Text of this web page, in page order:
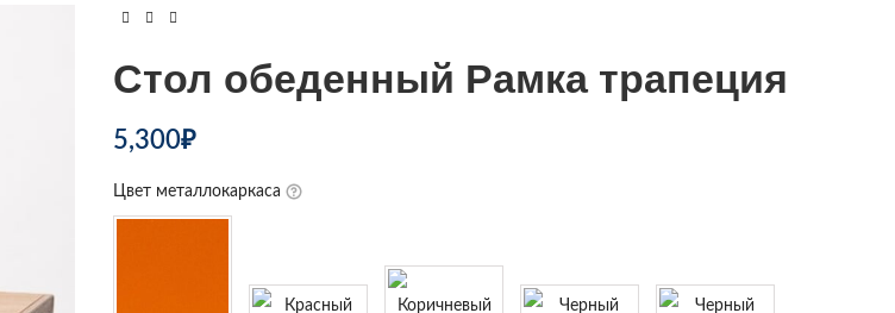
Стол обеденный Рамка трапеция
5,300₽
Цвет металлокаркаса